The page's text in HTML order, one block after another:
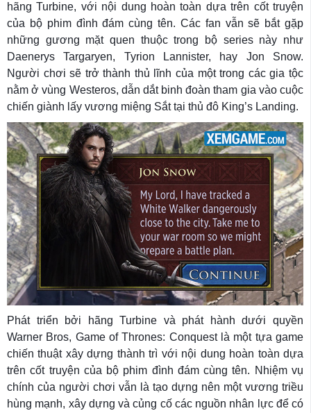
hãng Turbine, với nội dung hoàn toàn dựa trên cốt truyện
của bộ phim đình đám cùng tên. Các fan vẫn sẽ bắt gặp
những gương mặt quen thuộc trong bộ series này như
Daenerys Targaryen, Tyrion Lannister, hay Jon Snow.
Người chơi sẽ trở thành thủ lĩnh của một trong các gia tộc
nằm ở vùng Westeros, dẫn dắt binh đoàn tham gia vào cuộc
chiến giành lấy vương miệng Sắt tại thủ đô King’s Landing.
Phát triển bởi hãng Turbine và phát hành dưới quyền
Warner Bros, Game of Thrones: Conquest là một tựa game
chiến thuật xây dựng thành trì với nội dung hoàn toàn dựa
trên cốt truyện của bộ phim đình đám cùng tên. Nhiệm vụ
chính của người chơi vẫn là tạo dựng nên một vương triều
hùng mạnh, xây dựng và củng cố các nguồn nhân lực để có